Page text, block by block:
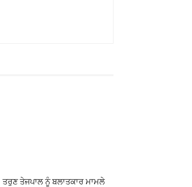
ਤਰੁਣ ਤੇਜਪਾਲ ਨੂੰ ਬਲਾਤਕਾਰ ਮਾਮਲੇ